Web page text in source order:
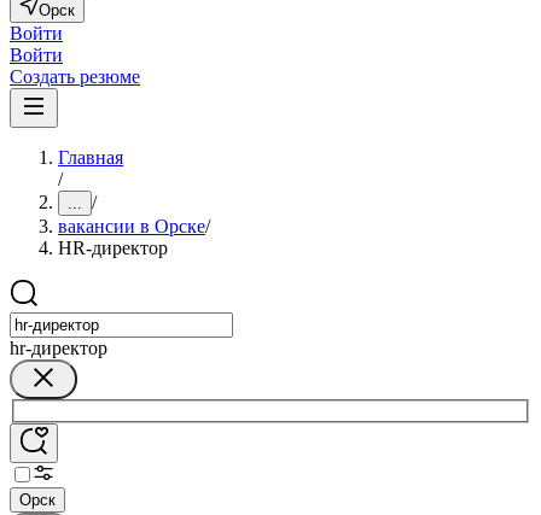
Орск
Войти
Войти
Создать резюме
Главная
/
... /
вакансии в Орске/
HR-директор
hr-директор
Орск